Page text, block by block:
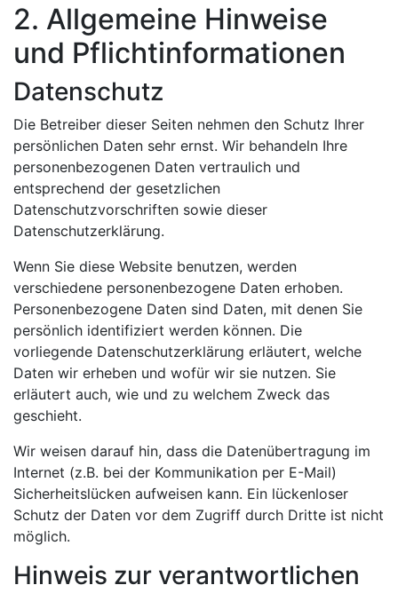
2. Allgemeine Hinweise
und Pflichtinformationen
Datenschutz
Die Betreiber dieser Seiten nehmen den Schutz Ihrer
persönlichen Daten sehr ernst. Wir behandeln Ihre
personenbezogenen Daten vertraulich und
entsprechend der gesetzlichen
Datenschutzvorschriften sowie dieser
Datenschutzerklärung.
Wenn Sie diese Website benutzen, werden
verschiedene personenbezogene Daten erhoben.
Personenbezogene Daten sind Daten, mit denen Sie
persönlich identifiziert werden können. Die
vorliegende Datenschutzerklärung erläutert, welche
Daten wir erheben und wofür wir sie nutzen. Sie
erläutert auch, wie und zu welchem Zweck das
geschieht.
Wir weisen darauf hin, dass die Datenübertragung im
Internet (z.B. bei der Kommunikation per E-Mail)
Sicherheitslücken aufweisen kann. Ein lückenloser
Schutz der Daten vor dem Zugriff durch Dritte ist nicht
möglich.
Hinweis zur verantwortlichen